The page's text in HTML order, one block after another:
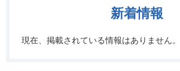
新着情報
現在、掲載されている情報はありません。